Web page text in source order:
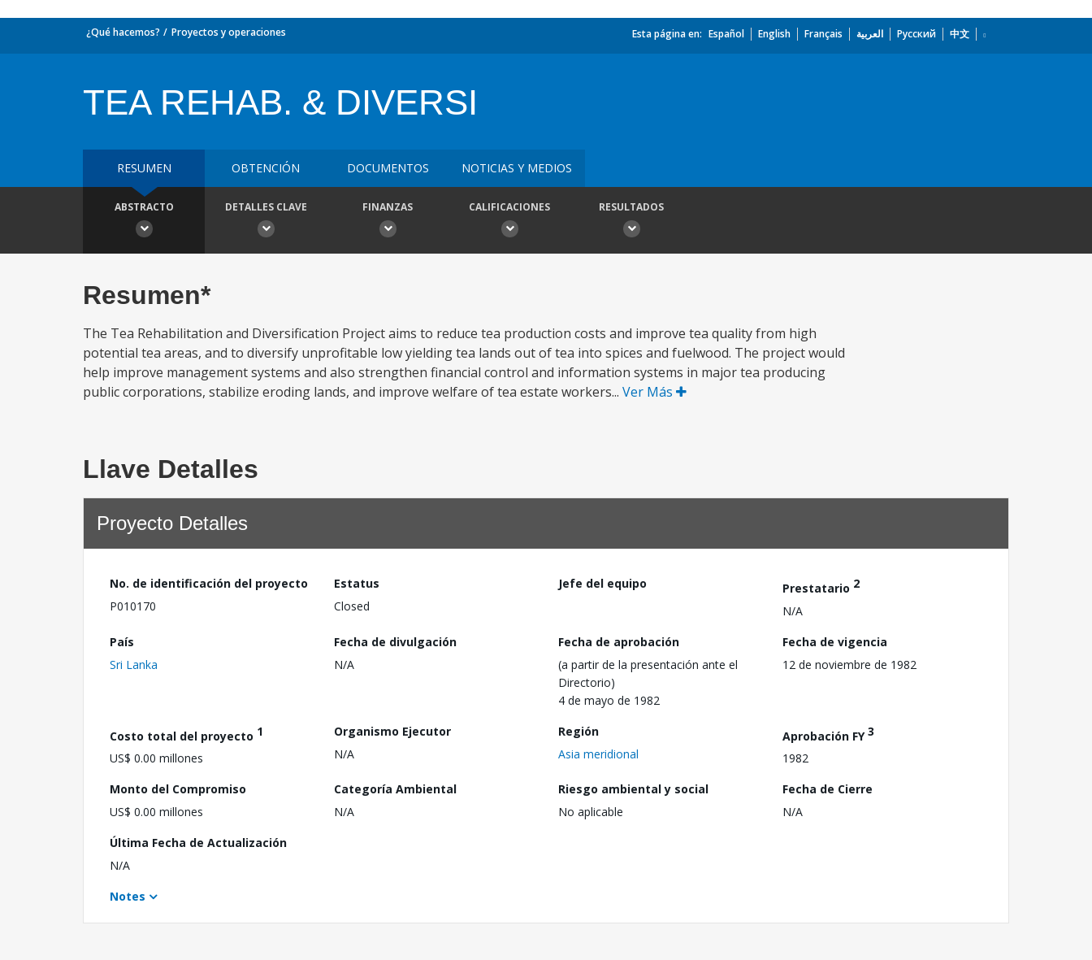
¿Qué hacemos? Proyectos y operaciones Esta página en: Español English Français العربية Русский 中文
TEA REHAB. & DIVERSI
RESUMEN OBTENCIÓN DOCUMENTOS NOTICIAS Y MEDIOS
ABSTRACTO DETALLES CLAVE FINANZAS CALIFICACIONES RESULTADOS
Resumen*
The Tea Rehabilitation and Diversification Project aims to reduce tea production costs and improve tea quality from high
potential tea areas, and to diversify unprofitable low yielding tea lands out of tea into spices and fuelwood. The project would
help improve management systems and also strengthen financial control and information systems in major tea producing
public corporations, stabilize eroding lands, and improve welfare of tea estate workers... Ver Más
Llave Detalles
Proyecto Detalles
No. de identificación del proyecto
P010170
Estatus
Closed
Jefe del equipo Prestatario 2
N/A
País
Sri Lanka
Fecha de divulgación
N/A
Fecha de aprobación
(a partir de la presentación ante el
Directorio)
4 de mayo de 1982
Fecha de vigencia
12 de noviembre de 1982
Costo total del proyecto 1
US$ 0.00 millones
Organismo Ejecutor
N/A
Región
Asia meridional
Aprobación FY3
1982
Monto del Compromiso
US$ 0.00 millones
Categoría Ambiental
N/A
Riesgo ambiental y social
No aplicable
Fecha de Cierre
N/A
Última Fecha de Actualización
N/A
Notes